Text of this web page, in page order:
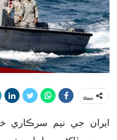
ايران جي نيم سرڪاري